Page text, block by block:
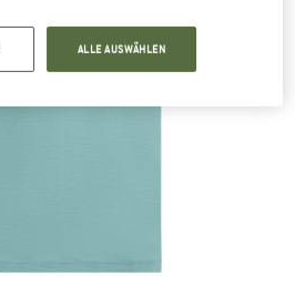
ALLE AUSWÄHLEN